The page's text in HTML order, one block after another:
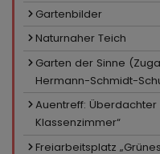
Gartenbilder
Naturnaher Teich
Garten der Sinne
Hermann-Schmidt-
Auentreff: Überdachter
Klassenzimmer“
Freiarbeitsplatz